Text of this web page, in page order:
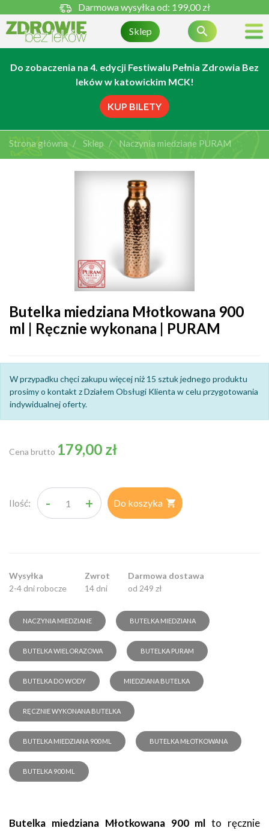
Darmowa wysyłka od: 199,00 zł
Sklep 
Do zobaczenia na 4. edycji Festiwalu Pełnia Zdrowia Bez
leków w katowickim MCK!
KUP BILETY
Strona główna Sklep Naczynia miedziane PURAM
Butelka miedziana Młotkowana 900
ml | Ręcznie wykonana | PURAM
W przypadku chęci zakupu więcej niż 15 sztuk jednego produktu
prosimy o kontakt z Działem Obsługi Klienta w celu przygotowania
indywidualnej oferty.
Cena brutto 179,00 zł
Ilość: - + Do koszyka 
Wysyłka
2-4 dni robocze
Zwrot
14 dni
Darmowa dostawa
od 249 zł
NACZYNIA MIEDZIANE BUTELKA MIEDZIANA
BUTELKA WIELORAZOWA BUTELKA PURAM
BUTELKA DO WODY MIEDZIANA BUTELKA
RĘCZNIE WYKONANA BUTELKA
BUTELKA MIEDZIANA 900 ML BUTELKA MŁOTKOWANA
BUTELKA 900 ML
Butelka miedziana Młotkowana 900 ml to ręcznie